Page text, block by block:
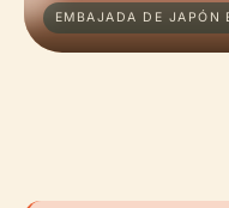
EMBAJADA DE JAPÓN